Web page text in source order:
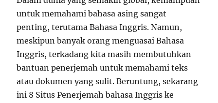
untuk memahami bahasa asing sangat
penting, terutama Bahasa Inggris. Namun,
meskipun banyak orang menguasai Bahasa
Inggris, terkadang kita masih membutuhkan
bantuan penerjemah untuk memahami teks
atau dokumen yang sulit. Beruntung, sekarang
ini 8 Situs Penerjemah bahasa Inggris ke